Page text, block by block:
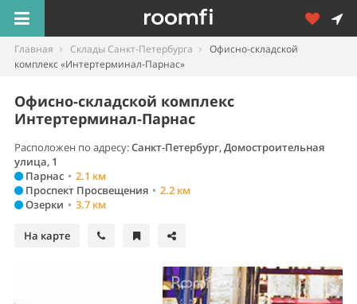
Главная Склады Санкт-Петербурга
Офисно-складской
комплекс «Интертерминал-Парнас»
Офисно-складской комплекс
Интертерминал-Парнас
Расположен по адресу:Санкт-Петербург,Домостроительная
улица, 1
Парнас • 2.1 км
Проспект Просвещения • 2.2 км
Озерки • 3.7 км
На карте